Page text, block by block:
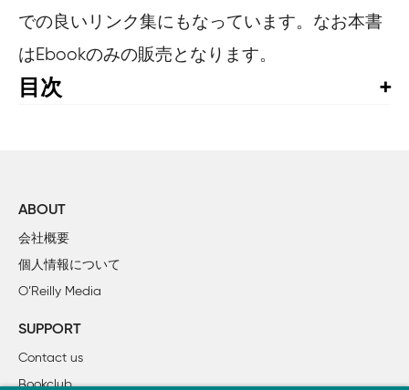
での良いリンク集にもなっています。なお本書
はEbookのみの販売となります。
目次
    ビッグデータ時代へようこそ
パズルのピースから全体像へ――未来とは今のことであ
    ビッグデータ時代とビッグブラザー
    クロスロードにて――「プライバシー」対「安全」
    参考文献
2章　デジタル時代のプライバシーの権利
ABOUT
会社概要
個人情報について
O’Reilly Media
SUPPORT
Contact us
Bookclub